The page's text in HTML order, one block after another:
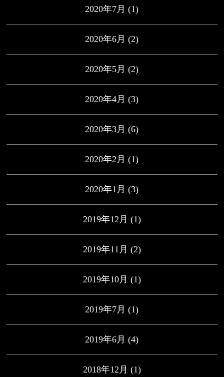
2020年7月 (1)
2020年6月 (2)
2020年5月 (2)
2020年4月 (3)
2020年3月 (6)
2020年2月 (1)
2020年1月 (3)
2019年12月 (1)
2019年11月 (2)
2019年10月 (1)
2019年7月 (1)
2019年6月 (4)
2018年12月 (1)